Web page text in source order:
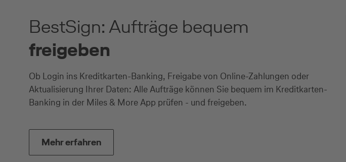
BestSign: Aufträge bequem
freigeben
Ob Login ins Kreditkarten-Banking, Freigabe von Online-Zahlungen oder
Aktualisierung Ihrer Daten: Alle Aufträge können Sie bequem im Kreditkarten-
Banking in der Miles & More App prüfen - und freigeben.
Mehr erfahren